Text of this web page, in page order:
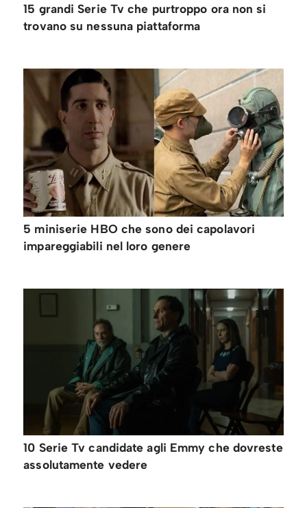
15 grandi Serie Tv che purtroppo ora non si
trovano su nessuna piattaforma
5 miniserie HBO che sono dei capolavori
impareggiabili nel loro genere
10 Serie Tv candidate agli Emmy che dovreste
assolutamente vedere